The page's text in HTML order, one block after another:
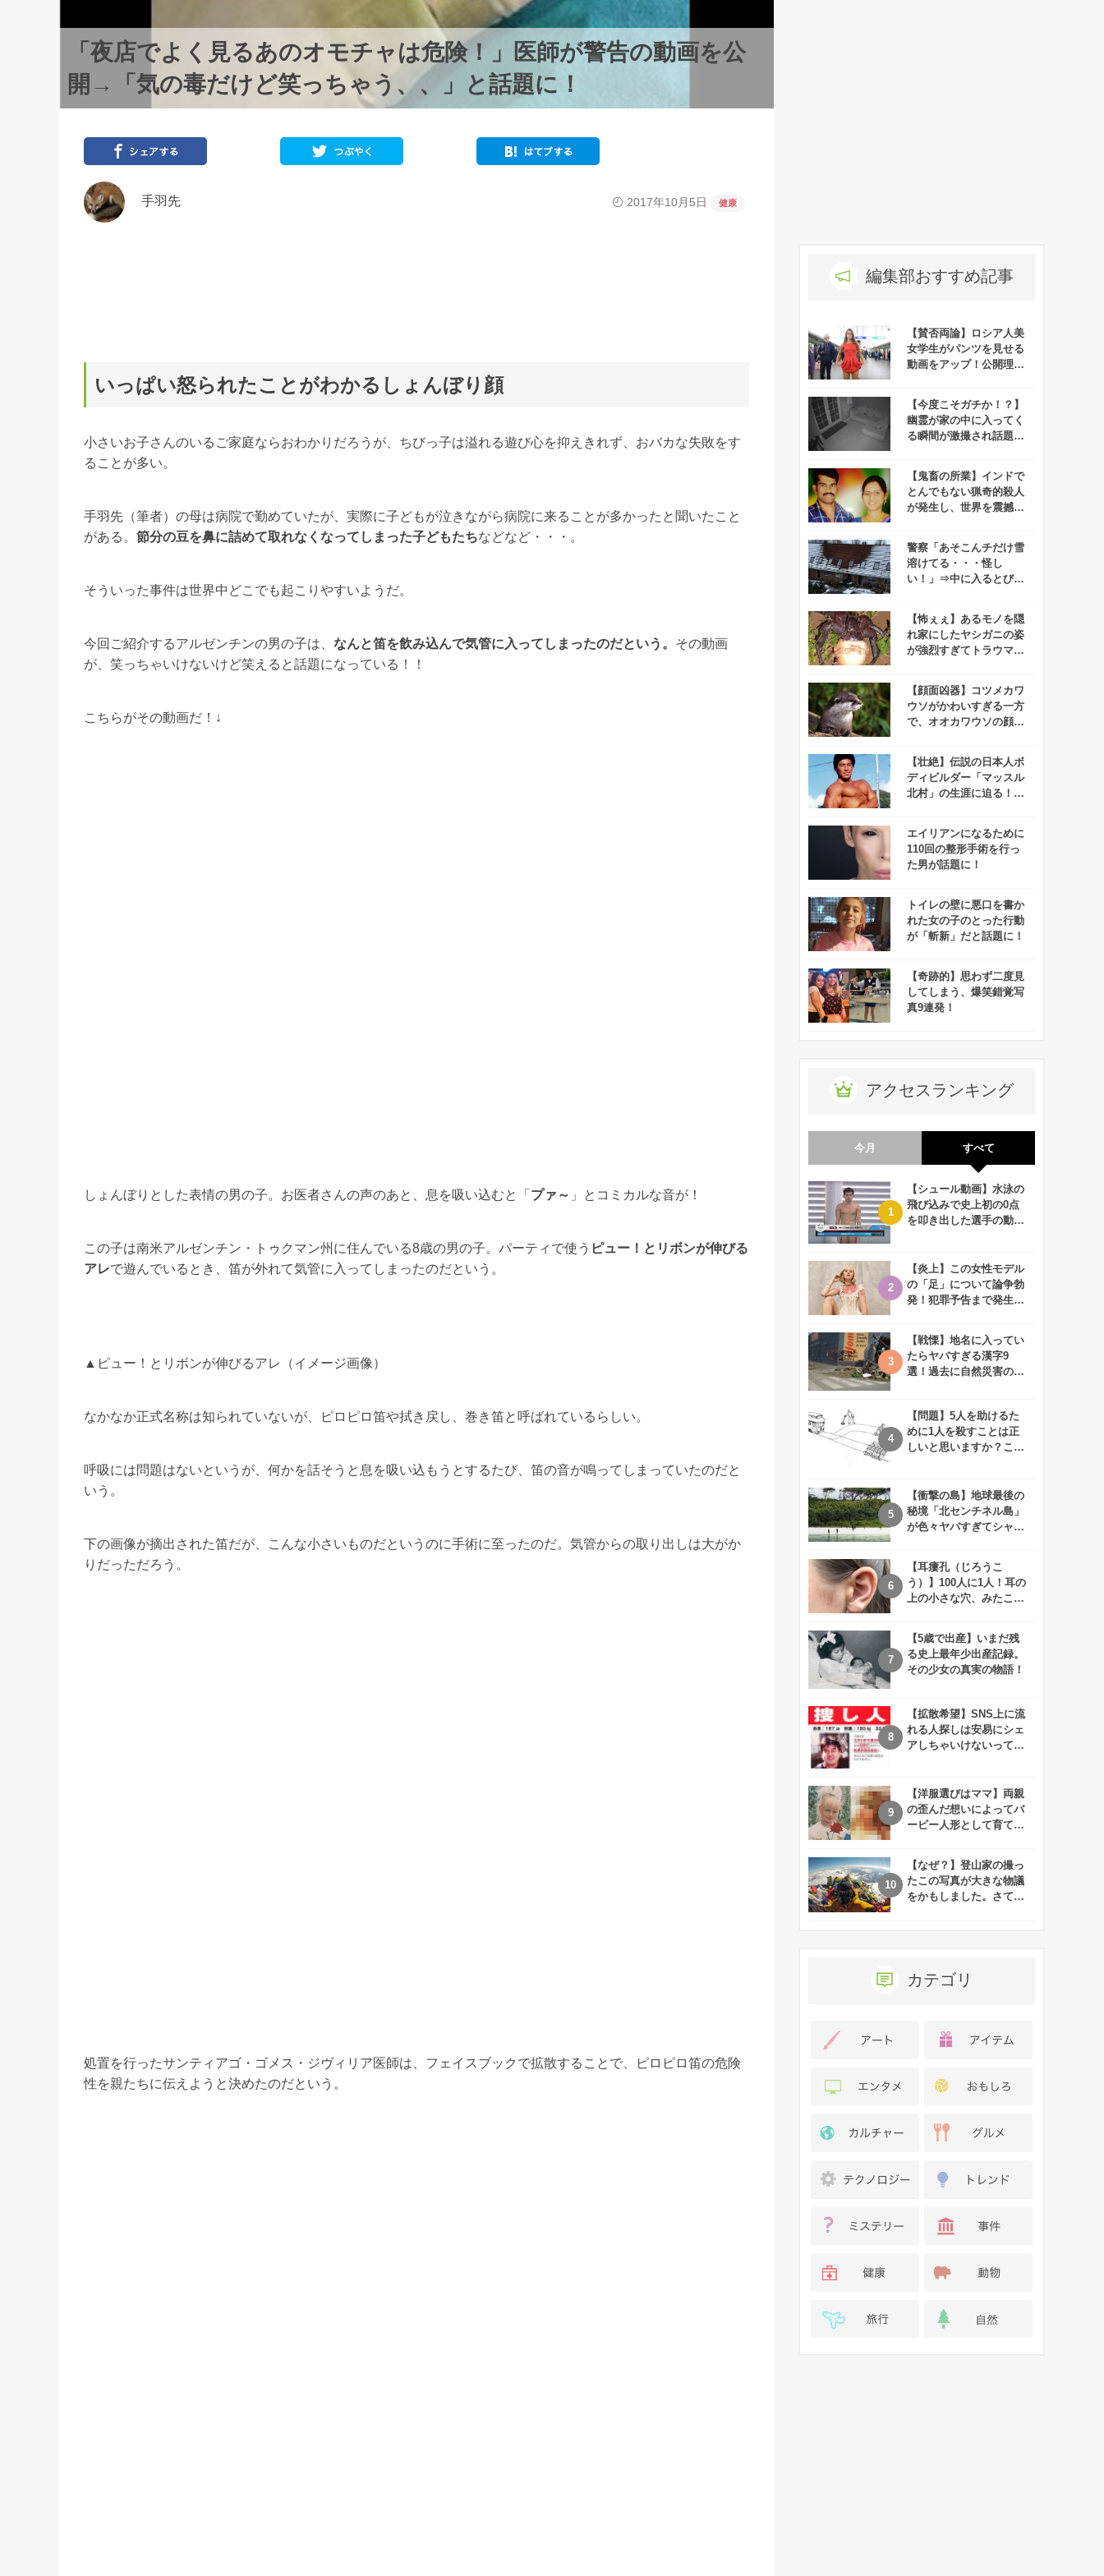
「夜店でよく見るあのオモチャは危険！」医師が警告の動画を公
開→「気の毒だけど笑っちゃう、、」と話題に！
手羽先 2017年10月5日 健康
いっぱい怒られたことがわかるしょんぼり顔
小さいお子さんのいるご家庭ならおわかりだろうが、ちびっ子は溢れる遊び心を抑えきれず、おバカな失敗をす
ることが多い。
手羽先（筆者）の母は病院で勤めていたが、実際に子どもが泣きながら病院に来ることが多かったと聞いたこと
がある。 節分の豆を鼻に詰めて取れなくなってしまった子どもたちなどなど・・・。
そういった事件は世界中どこでも起こりやすいようだ。
今回ご紹介するアルゼンチンの男の子は、 なんと笛を飲み込んで気管に入ってしまったのだという。 その動画
が、笑っちゃいけないけど笑えると話題になっている！！
こちらがその動画だ！↓
しょんぼりとした表情の男の子。お医者さんの声のあと、息を吸い込むと「 プァ～ 」とコミカルな音が！
この子は南米アルゼンチン・トゥクマン州に住んでいる8歳の男の子。パーティで使う ピュー！とリボンが伸びる
アレで遊んでいるとき、笛が外れて気管に入ってしまったのだという。
▲ピュー！とリボンが伸びるアレ（イメージ画像）
なかなか正式名称は知られていないが、ピロピロ笛や拭き戻し、巻き笛と呼ばれているらしい。
呼吸には問題はないというが、何かを話そうと息を吸い込もうとするたび、笛の音が鳴ってしまっていたのだと
いう。
下の画像が摘出された笛だが、こんな小さいものだというのに手術に至ったのだ。気管からの取り出しは大がか
りだっただろう。
処置を行ったサンティアゴ・ゴメス・ジヴィリア医師は、フェイスブックで拡散することで、ピロピロ笛の危険
性を親たちに伝えようと決めたのだという。
編集部おすすめ記事
【賛否両論】ロシア人美
女学生がパンツを見せる
動画をアップ！公開理由
【今度こそガチか！？】
幽霊が家の中に入ってく
る瞬間が激撮され話題
【鬼畜の所業】インドで
とんでもない猟奇的殺人
が発生し、世界を震撼さ
警察「あそこんチだけ雪
溶けてる・・・怪し
い！」⇒中に入るとびっ
【怖ぇぇ】あるモノを隠
れ家にしたヤシガニの姿
が強烈すぎてトラウマに
【顔面凶器】コツメカワ
ウソがかわいすぎる一方
で、オオカワウソの顔が
らみんな見てくれ！
【壮絶】伝説の日本人ボ
ディビルダー「マッスル
北村」の生涯に迫る！も
エイリアンになるために
110回の整形手術を行っ
た男が話題に！
トイレの壁に悪口を書か
れた女の子のとった行動
が「斬新」だと話題に！
【奇跡的】思わず二度見
してしまう、爆笑錯覚写
真9連発！
アクセスランキング
今月 すべて
【シュール動画】水泳の
飛び込みで史上初の0点
を叩き出した選手の動画
【炎上】この女性モデル
の「足」について論争勃
発！犯罪予告まで発生す
【戦慄】地名に入ってい
たらヤバすぎる漢字9
選！過去に自然災害の歴
【問題】5人を助けるた
めに1人を殺すことは正
しいと思いますか？この
【衝撃の島】地球最後の
秘境「北センチネル島」
が色々ヤバすぎてシャレ
【耳瘻孔（じろうこ
う）】100人に1人！耳の
上の小さな穴、みたこと
【5歳で出産】いまだ残
る史上最年少出産記録。
その少女の真実の物語！
【拡散希望】SNS上に流
れる人探しは安易にシェ
アしちゃいけないって知
【洋服選びはママ】両親
の歪んだ想いによってバ
ービー人形として育てら
【なぜ？】登山家の撮っ
たこの写真が大きな物議
をかもしました。さて、
カテゴリ